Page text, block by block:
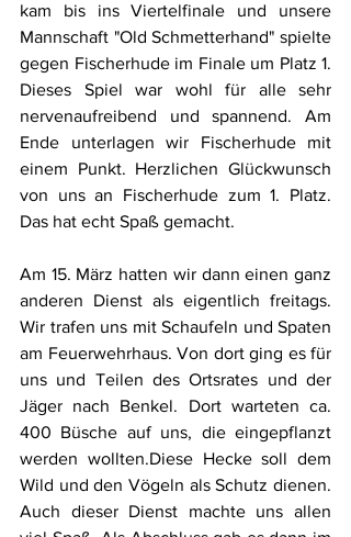
kam bis ins Viertelfinale und unsere
Mannschaft "Old Schmetterhand" spielte
gegen Fischerhude im Finale um Platz 1.
Dieses Spiel war wohl für alle sehr
nervenaufreibend und spannend. Am
Ende unterlagen wir Fischerhude mit
einem Punkt. Herzlichen Glückwunsch
von uns an Fischerhude zum 1. Platz.
Das hat echt Spaß gemacht.
Am 15. März hatten wir dann einen ganz
anderen Dienst als eigentlich freitags.
Wir trafen uns mit Schaufeln und Spaten
am Feuerwehrhaus. Von dort ging es für
uns und Teilen des Ortsrates und der
Jäger nach Benkel. Dort warteten ca.
400 Büsche auf uns, die eingepflanzt
werden wollten.Diese Hecke soll dem
Wild und den Vögeln als Schutz dienen.
Auch dieser Dienst machte uns allen